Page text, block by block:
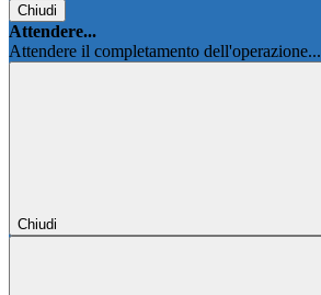
Chiudi
Attendere...
Attendere il completamento dell'operazione...
Chiudi